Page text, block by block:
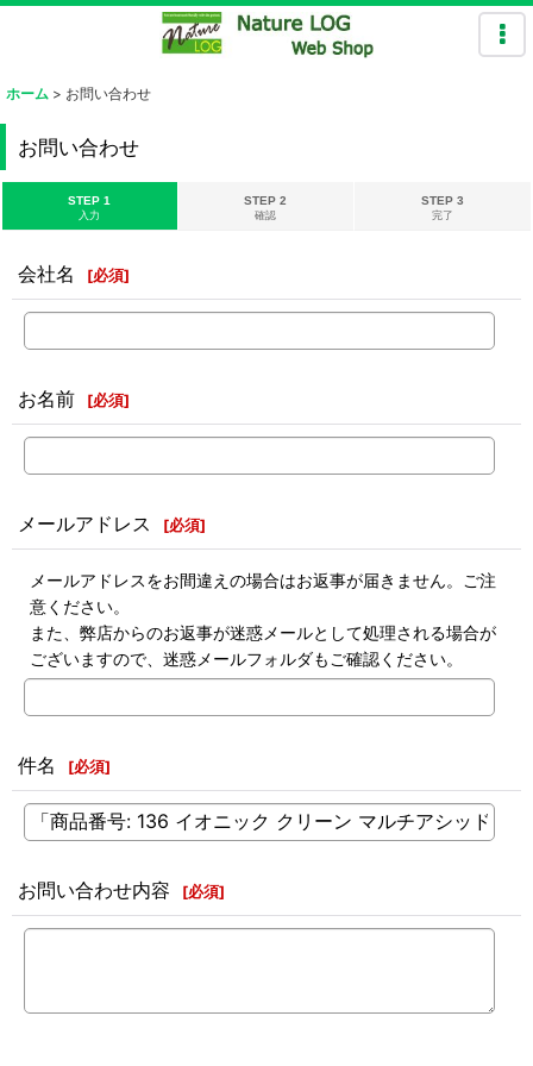
ホーム > お問い合わせ
お問い合わせ
STEP 1
入力
STEP 2
確認
STEP 3
完了
会社名 [必須]
お名前 [必須]
メールアドレス [必須]
メールアドレスをお間違えの場合はお返事が届きません。ご注
意ください。
また、弊店からのお返事が迷惑メールとして処理される場合が
ございますので、迷惑メールフォルダもご確認ください。
件名 [必須]
お問い合わせ内容 [必須]